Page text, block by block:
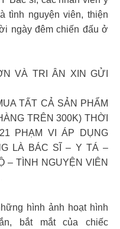
tình nguyện viên, thiện
ngày đêm chiến đấu ở
VÀ TRI ÂN XIN GỬI
TẤT CẢ SẢN PHẨM
TRÊN 300K) THỜI
PHẠM VI ÁP DỤNG
LÀ BÁC SĨ – Y TÁ –
– TÌNH NGUYỆN VIÊN
hình ảnh hoạt hình
bắt mắt của chiếc